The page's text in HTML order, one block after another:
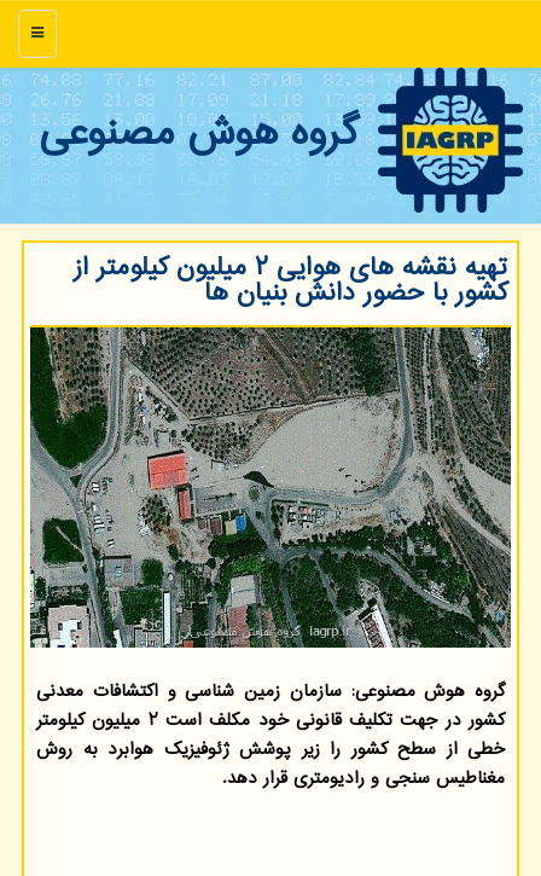
منو
گروه هوش مصنوعی
تهیه نقشه های هوایی ۲ میلیون کیلومتر از
کشور با حضور دانش بنیان ها
گروه هوش مصنوعی: سازمان زمین شناسی و اکتشافات معدنی
کشور در جهت تکلیف قانونی خود مکلف است ۲ میلیون کیلومتر
خطی از سطح کشور را زیر پوشش ژئوفیزیک هوابرد به روش
مغناطیس سنجی و رادیومتری قرار دهد.